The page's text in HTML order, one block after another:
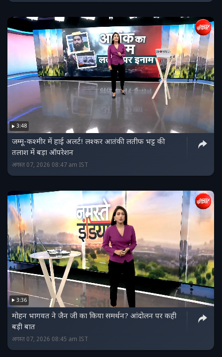
3:48
जम्मू-कश्मीर में हाई अलर्ट! लश्कर आतंकी लतीफ भट्ट की
तलाश में बड़ा ऑपरेशन
अगस्त 07, 2026 08:47 am IST
3:36
मोहन भागवत ने जैन जी का किया समर्थन? आंदोलन पर कही
बड़ी बात
अगस्त 07, 2026 08:45 am IST